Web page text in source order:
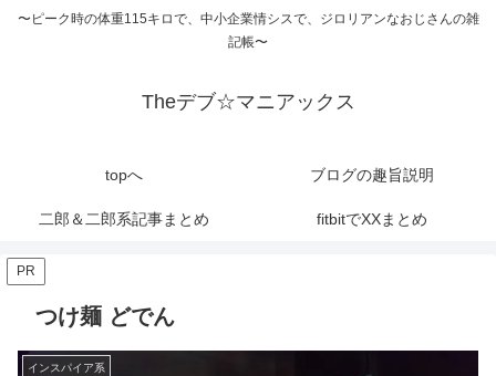
〜ピーク時の体重115キロで、中小企業情シスで、ジロリアンなおじさんの雑
記帳〜
Theデブ☆マニアックス
topへ ブログの趣旨説明
二郎＆二郎系記事まとめ fitbitでXXまとめ
PR
つけ麺 どでん
インスパイア系